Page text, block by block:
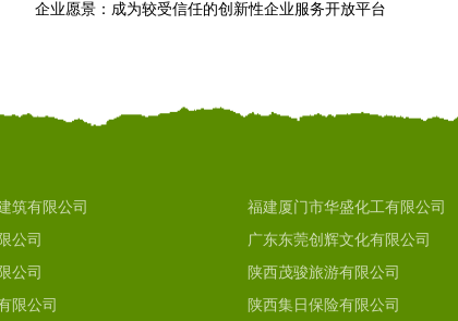
企业愿景：成为较受信任的创新性企业服务开放平台
筑有限公司 福建厦门市华盛化工有限公司
公司 广东东莞创辉文化有限公司
公司 陕西茂骏旅游有限公司
限公司 陕西集日保险有限公司